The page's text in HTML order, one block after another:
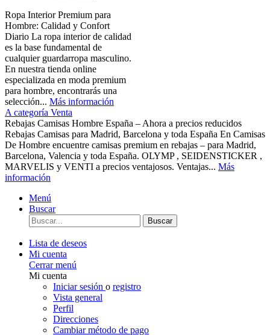
Ropa Interior Premium para
Hombre: Calidad y Confort
Diario La ropa interior de calidad
es la base fundamental de
cualquier guardarropa masculino.
En nuestra tienda online
especializada en moda premium
para hombre, encontrarás una
selección... Más información
A categoría Venta
Rebajas Camisas Hombre España – Ahora a precios reducidos
Rebajas Camisas para Madrid, Barcelona y toda España En Camisas
De Hombre encuentre camisas premium en rebajas – para Madrid,
Barcelona, Valencia y toda España. OLYMP , SEIDENSTICKER ,
MARVELIS y VENTI a precios ventajosos. Ventajas... Más
información
Menú
Buscar
Buscar
Lista de deseos
Mi cuenta
Cerrar menú
Mi cuenta
Iniciar sesión o registro
Vista general
Perfil
Direcciones
Cambiar método de pago